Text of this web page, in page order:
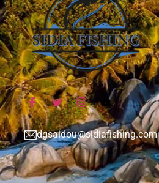
dgsaidou@sidiafishing.com